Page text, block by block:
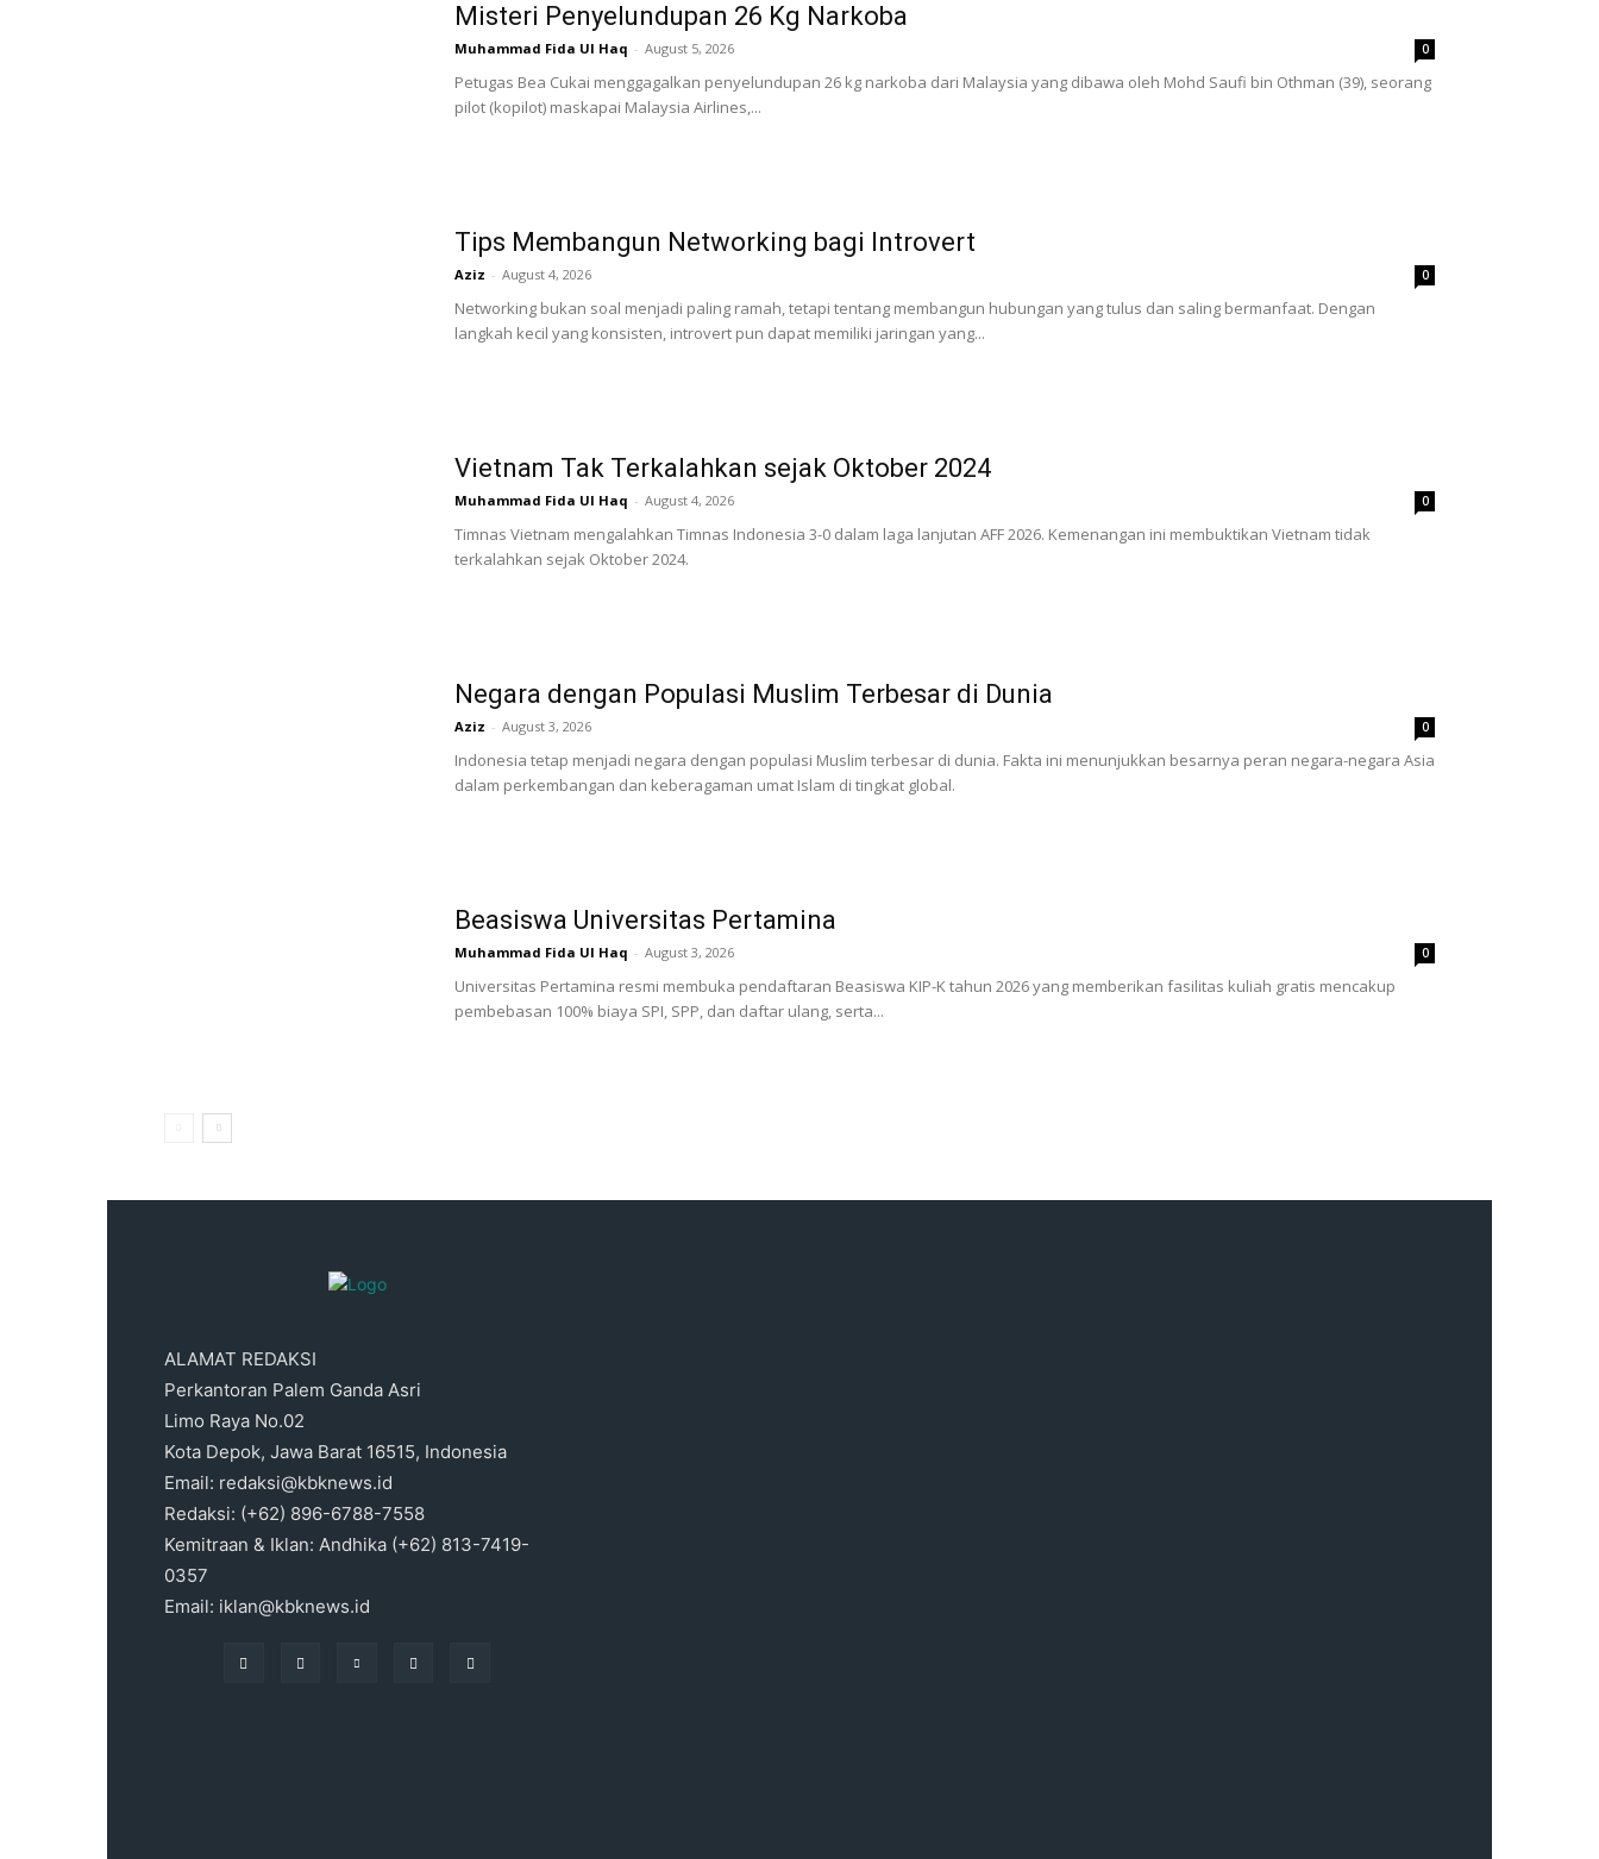
Misteri Penyelundupan 26 Kg Narkoba
Muhammad Fida Ul Haq - August 5, 2026 0
Petugas Bea Cukai menggagalkan penyelundupan 26 kg narkoba dari Malaysia yang dibawa oleh Mohd Saufi bin Othman (39), seorang
pilot (kopilot) maskapai Malaysia Airlines,...
Tips Membangun Networking bagi Introvert
Aziz - August 4, 2026 0
Networking bukan soal menjadi paling ramah, tetapi tentang membangun hubungan yang tulus dan saling bermanfaat. Dengan
langkah kecil yang konsisten, introvert pun dapat memiliki jaringan yang...
Vietnam Tak Terkalahkan sejak Oktober 2024
Muhammad Fida Ul Haq - August 4, 2026 0
Timnas Vietnam mengalahkan Timnas Indonesia 3-0 dalam laga lanjutan AFF 2026. Kemenangan ini membuktikan Vietnam tidak
terkalahkan sejak Oktober 2024.
Negara dengan Populasi Muslim Terbesar di Dunia
Aziz - August 3, 2026 0
Indonesia tetap menjadi negara dengan populasi Muslim terbesar di dunia. Fakta ini menunjukkan besarnya peran negara-negara Asia
dalam perkembangan dan keberagaman umat Islam di tingkat global.
Beasiswa Universitas Pertamina
Muhammad Fida Ul Haq - August 3, 2026 0
Universitas Pertamina resmi membuka pendaftaran Beasiswa KIP-K tahun 2026 yang memberikan fasilitas kuliah gratis mencakup
pembebasan 100% biaya SPI, SPP, dan daftar ulang, serta...
ALAMAT REDAKSI
Perkantoran Palem Ganda Asri
Limo Raya No.02
Kota Depok, Jawa Barat 16515, Indonesia
Email: redaksi@kbknews.id
Redaksi: (+62) 896-6788-7558
Kemitraan & Iklan: Andhika (+62) 813-7419-
0357
Email: iklan@kbknews.id